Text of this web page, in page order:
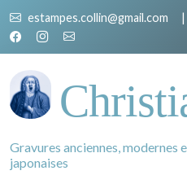
estampes.collin@gmail.com |
Gravures anciennes, modernes
japonaises